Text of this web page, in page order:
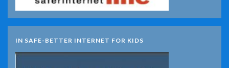
IN SAFE-BETTER INTERNET FOR KIDS